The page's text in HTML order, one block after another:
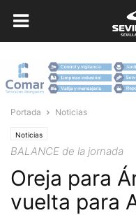
Portada Noticias
Noticias
BALANCE de la jornada
Oreja para
vuelta para